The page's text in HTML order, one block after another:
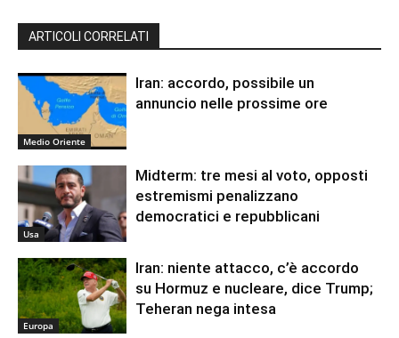
ARTICOLI CORRELATI
Medio Oriente
Iran: accordo, possibile un
annuncio nelle prossime ore
Usa
Midterm: tre mesi al voto, opposti
estremismi penalizzano
democratici e repubblicani
Europa
Iran: niente attacco, c’è accordo
su Hormuz e nucleare, dice Trump;
Teheran nega intesa